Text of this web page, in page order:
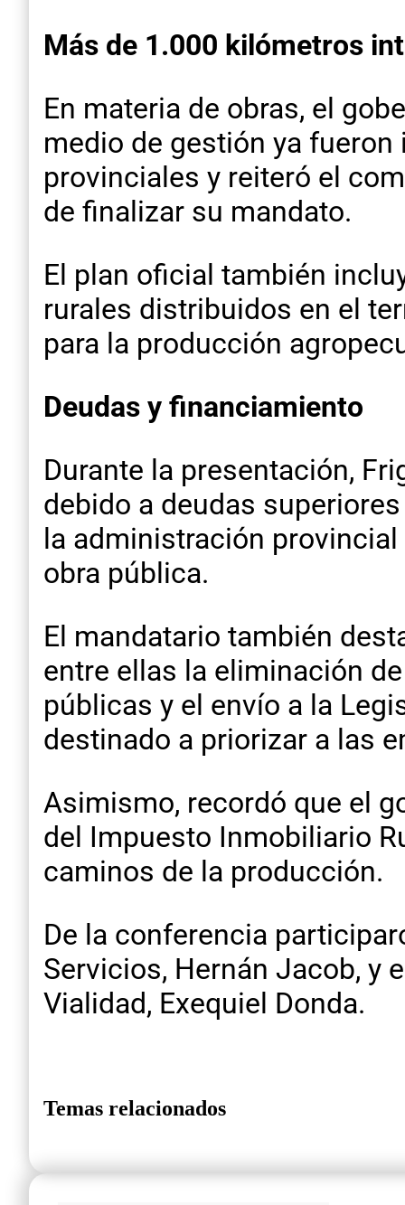
Más de 1.000 kilómetros
En materia de obras, el
medio de gestión ya
provinciales y reiteró el
de finalizar su mandato.
El plan oficial también
rurales distribuidos en el
para la producción
Deudas y financiamiento
Durante la presentación,
debido a deudas
la administración
obra pública.
El mandatario también
entre ellas la eliminación
públicas y el envío a la
destinado a priorizar a las
Asimismo, recordó que el
del Impuesto Inmobiliario
caminos de la producción.
De la conferencia
Servicios, Hernán Jacob, y
Vialidad, Exequiel Donda.
Temas relacionados